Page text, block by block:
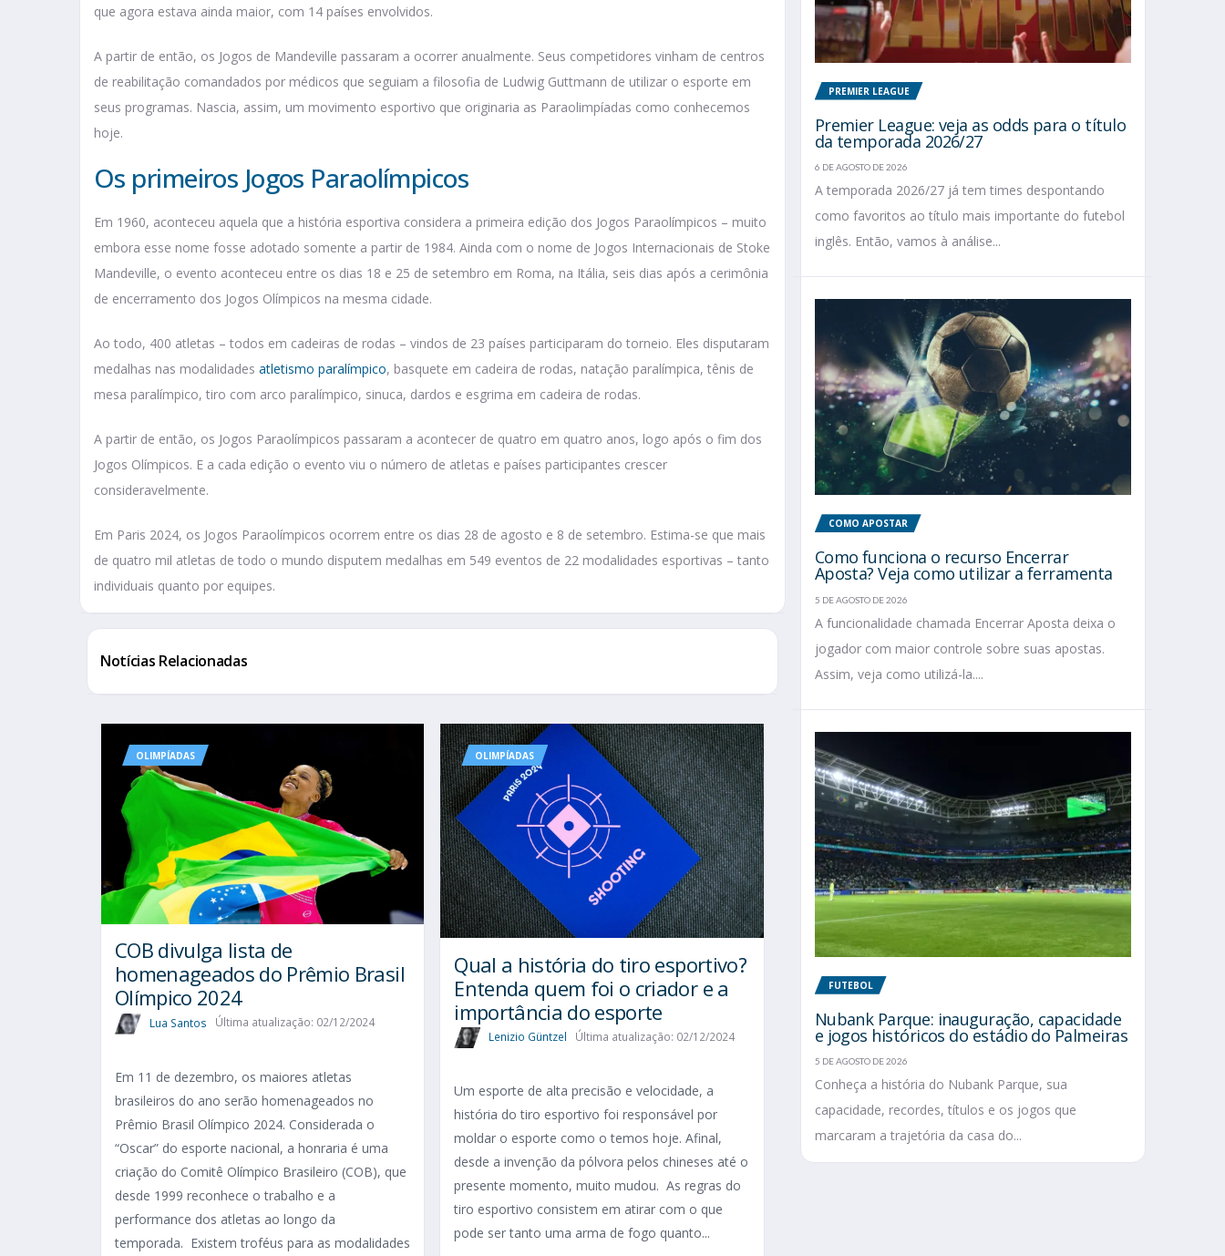
que agora estava ainda maior, com 14 países envolvidos.
A partir de então, os Jogos de Mandeville passaram a ocorrer anualmente. Seus competidores vinham de centros
de reabilitação comandados por médicos que seguiam a filosofia de Ludwig Guttmann de utilizar o esporte em
seus programas. Nascia, assim, um movimento esportivo que originaria as Paraolimpíadas como conhecemos
hoje.
Os primeiros Jogos Paraolímpicos
Em 1960, aconteceu aquela que a história esportiva considera a primeira edição dos Jogos Paraolímpicos – muito
embora esse nome fosse adotado somente a partir de 1984. Ainda com o nome de Jogos Internacionais de Stoke
Mandeville, o evento aconteceu entre os dias 18 e 25 de setembro em Roma, na Itália, seis dias após a cerimônia
de encerramento dos Jogos Olímpicos na mesma cidade.
Ao todo, 400 atletas – todos em cadeiras de rodas – vindos de 23 países participaram do torneio. Eles disputaram
medalhas nas modalidades atletismo paralímpico, basquete em cadeira de rodas, natação paralímpica, tênis de
mesa paralímpico, tiro com arco paralímpico, sinuca, dardos e esgrima em cadeira de rodas.
A partir de então, os Jogos Paraolímpicos passaram a acontecer de quatro em quatro anos, logo após o fim dos
Jogos Olímpicos. E a cada edição o evento viu o número de atletas e países participantes crescer
consideravelmente.
Em Paris 2024, os Jogos Paraolímpicos ocorrem entre os dias 28 de agosto e 8 de setembro. Estima-se que mais
de quatro mil atletas de todo o mundo disputem medalhas em 549 eventos de 22 modalidades esportivas – tanto
individuais quanto por equipes.
Notícias Relacionadas
OLIMPÍADAS
COB divulga lista de
homenageados do Prêmio Brasil
Olímpico 2024
Lua Santos Última atualização: 02/12/2024
Em 11 de dezembro, os maiores atletas
brasileiros do ano serão homenageados no
Prêmio Brasil Olímpico 2024. Considerada o
“Oscar” do esporte nacional, a honraria é uma
criação do Comitê Olímpico Brasileiro (COB), que
desde 1999 reconhece o trabalho e a
performance dos atletas ao longo da
temporada. Existem troféus para as modalidades
OLIMPÍADAS
Qual a história do tiro esportivo?
Entenda quem foi o criador e a
importância do esporte
Lenizio Güntzel Última atualização: 02/12/2024
Um esporte de alta precisão e velocidade, a
história do tiro esportivo foi responsável por
moldar o esporte como o temos hoje. Afinal,
desde a invenção da pólvora pelos chineses até o
presente momento, muito mudou. As regras do
tiro esportivo consistem em atirar com o que
pode ser tanto uma arma de fogo quanto...
PREMIER LEAGUE
Premier League: veja as odds para o título
da temporada 2026/27
6 DE AGOSTO DE 2026
A temporada 2026/27 já tem times despontando
como favoritos ao título mais importante do futebol
inglês. Então, vamos à análise...
COMO APOSTAR
Como funciona o recurso Encerrar
Aposta? Veja como utilizar a ferramenta
5 DE AGOSTO DE 2026
A funcionalidade chamada Encerrar Aposta deixa o
jogador com maior controle sobre suas apostas.
Assim, veja como utilizá-la....
FUTEBOL
Nubank Parque: inauguração, capacidade
e jogos históricos do estádio do Palmeiras
5 DE AGOSTO DE 2026
Conheça a história do Nubank Parque, sua
capacidade, recordes, títulos e os jogos que
marcaram a trajetória da casa do...